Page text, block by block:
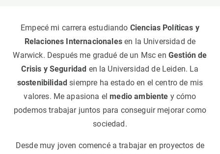
Empecé mi carrera estudiando Ciencias Políticas y
Relaciones Internacionalesen la Universidad de
Warwick. Después me gradué de un Msc en Gestión de
Crisis y Seguridad en la Universidad de Leiden. La
sostenibilidad siempre ha estado en el centro de mis
valores. Me apasiona elmedio ambiente y cómo
podemos trabajar juntos para conseguir mejorar como
sociedad.
Desde muy joven comencé a trabajar en proyectos de